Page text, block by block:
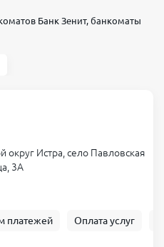
Банк Зенит, банкоматы
округ Истра, село Павловская
3А
платежей Оплата услуг